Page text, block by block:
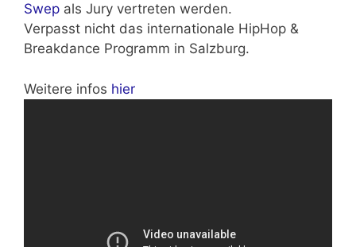
Swep als Jury vertreten werden.
Verpasst nicht das internationale HipHop &
Breakdance Programm in Salzburg.
Weitere infos hier